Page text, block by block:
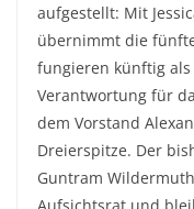
aufgestellt: Mit
übernimmt die
fungieren künftig als
Verantwortung für
dem Vorstand
Dreierspitze. Der
Guntram
Aufsichtsrat und